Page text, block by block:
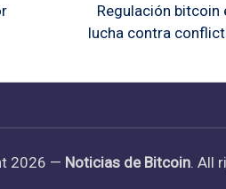
Regulación bitcoin
lucha contra
2026 — Noticias de Bitcoin. All